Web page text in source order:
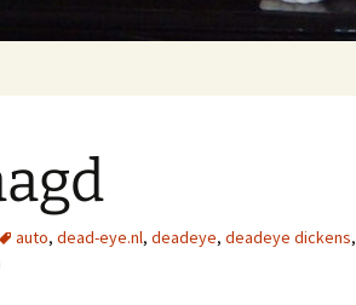
auto, dead-eye.nl, deadeye, deadeye dickens,